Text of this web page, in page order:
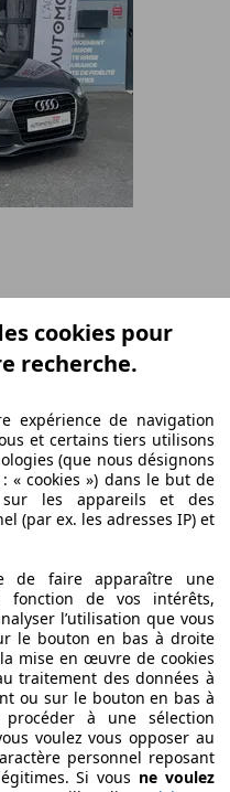
cookies pour
recherche.
expérience de navigation
et certains tiers utilisons
(que nous désignons
« cookies ») dans le but de
sur les appareils et des
(par ex. les adresses IP) et
de faire apparaître une
fonction de vos intérêts,
l’utilisation que vous
le bouton en bas à droite
mise en œuvre de cookies
traitement des données à
ou sur le bouton en bas à
à une sélection
voulez vous opposer au
personnel reposant
Si vous ne voulez